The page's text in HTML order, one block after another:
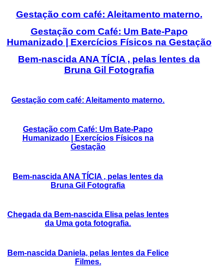
Gestação com café: Aleitamento materno.
Gestação com Café: Um Bate-Papo
Humanizado | Exercícios Físicos na Gestação
Bem-nascida ANA TÍCIA , pelas lentes da
Bruna Gil Fotografia
Gestação com café: Aleitamento materno.
Gestação com Café: Um Bate-Papo
Humanizado | Exercícios Físicos na
Gestação
Bem-nascida ANA TÍCIA , pelas lentes da
Bruna Gil Fotografia
Chegada da Bem-nascida Elisa pelas lentes
da Uma gota fotografia.
Bem-nascida Daniela, pelas lentes da Felice
Filmes.